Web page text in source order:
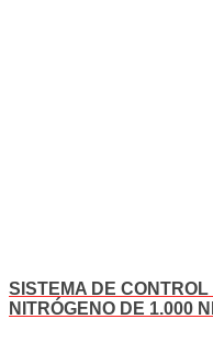
SISTEMA DE
NITRÓGENO DE 1.000